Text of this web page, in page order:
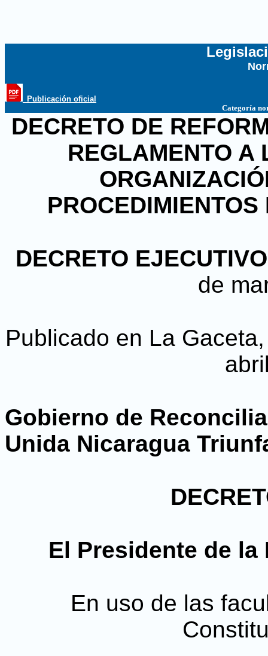
_Publicación oficial
Categoría
DECRETO DE
REGLAMENTO A
DECRETO
de
Publicado en La
Gobierno de
Unida Nicaragua
El Presidente de
En uso de las